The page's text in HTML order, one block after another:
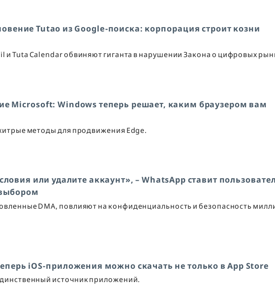
Tutao из Google-поиска: корпорация строит козни
и Tuta Calendar обвиняют гиганта в нарушении Закона о цифровых
Microsoft: Windows теперь решает, каким браузером вам
методы для продвижения Edge.
или удалите аккаунт», – WhatsApp ставит
DMA, повлияют на конфиденциальность и безопасность
iOS-приложения можно скачать не только в App Store
источник приложений.